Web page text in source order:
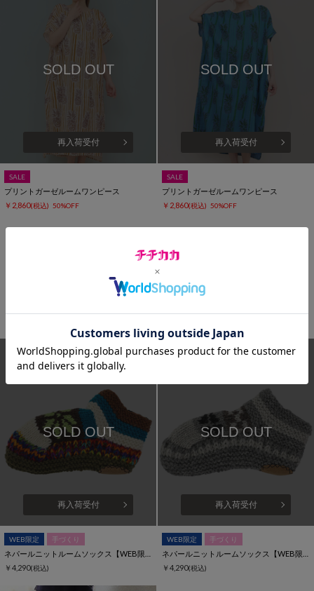
SOLD OUT
再入荷受付
SALE
プリントガーゼルームワンピース
￥2,860(税込) 50%OFF
SOLD OUT
再入荷受付
SALE
プリントガーゼルームワンピース
￥2,860(税込) 50%OFF
1 3
RECOMMEND ITEMS
SOLD OUT
再入荷受付
WEB限定 手づくり
￥4,290(税込)
SOLD OUT
再入荷受付
WEB限定 手づくり
￥4,290(税込)